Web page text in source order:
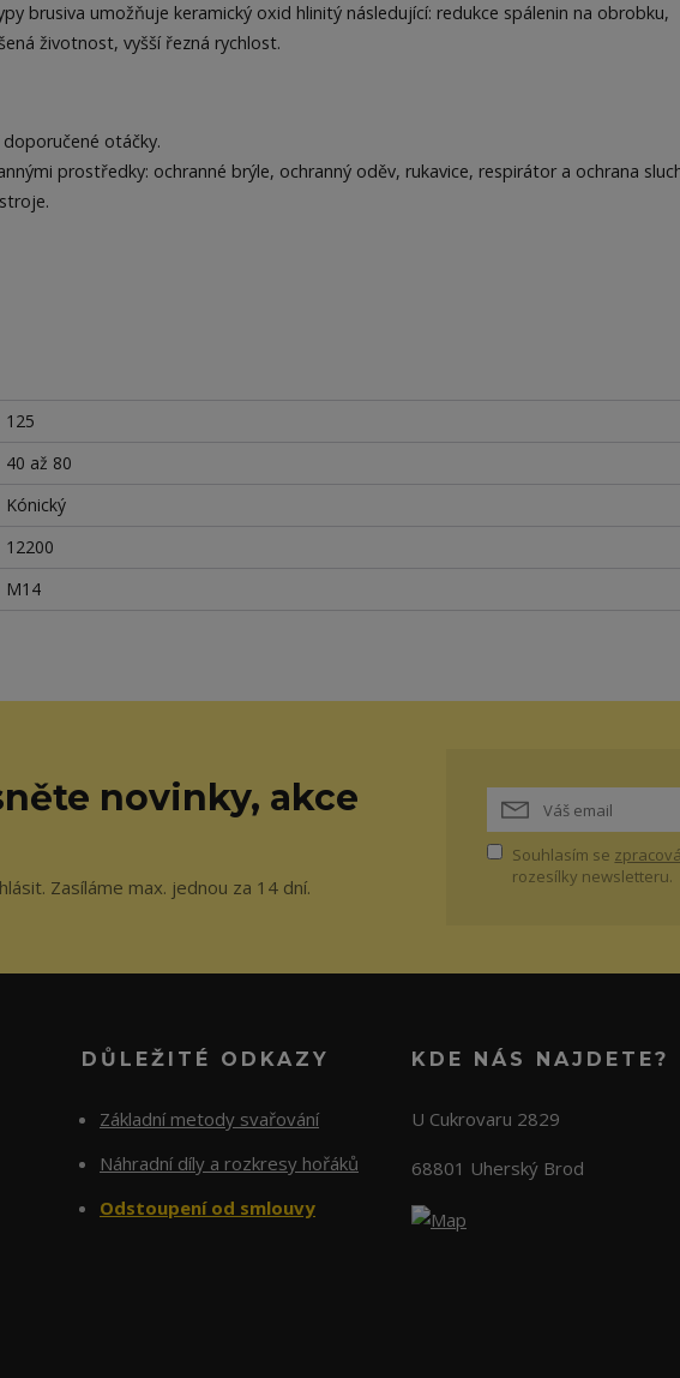
brusiva umožňuje keramický oxid hlinitý následující: redukce spálenin na obrobku,
životnost, vyšší řezná rychlost.
otáčky.
prostředky: ochranné brýle, ochranný oděv, rukavice, respirátor a ochrana
125
40 až 80
Kónický
12200
M14
novinky, akce
Zasíláme max. jednou za 14 dní.
Souhlasím se
rozesílky newsletteru.
DŮLEŽITÉ ODKAZY
Základní metody svařování
Náhradní díly a rozkresy hořáků
Odstoupení od smlouvy
KDE NÁS NAJDETE?
U Cukrovaru 2829
68801 Uherský Brod